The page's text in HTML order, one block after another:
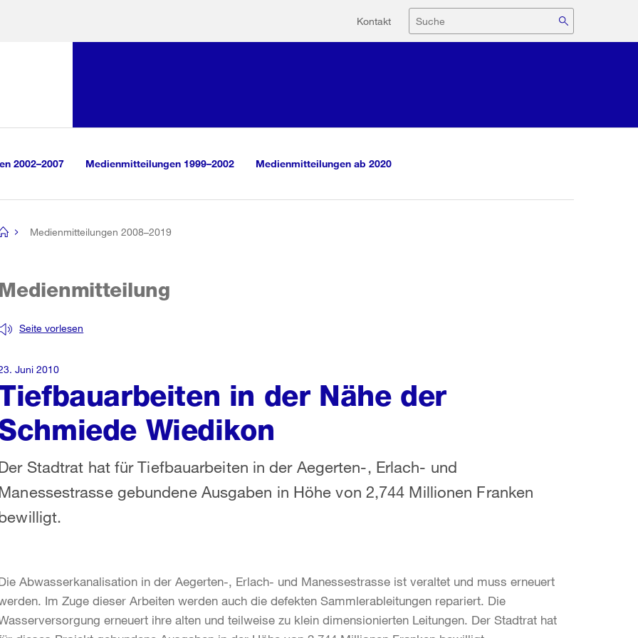
Hilfsnavigation
Kontakt Suche
2002–2007 Medienmitteilungen 1999–2002 Medienmitteilungen ab 2020
Medienmitteilungen 2008–2019
in der Nähe der
Wiedikon
Seite vorlesen
Stadtrat hat für Tiefbauarbeiten in der Aegerten-, Erlach- und
gebundene Ausgaben in Höhe von 2,744 Millionen Franken
Juni 2010
Abwasserkanalisation in der Aegerten-, Erlach- und Manessestrasse ist veraltet und muss erneuert
Im Zuge dieser Arbeiten werden auch die defekten Sammlerableitungen repariert. Die
erneuert ihre alten und teilweise zu klein dimensionierten Leitungen. Der Stadtrat hat